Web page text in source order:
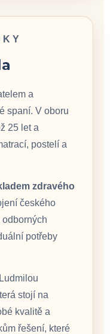
a
spaní. V oboru
25 let a
postelí a
zdravého
českého
potřeby
stojí na
kvalitě a
řešení, které